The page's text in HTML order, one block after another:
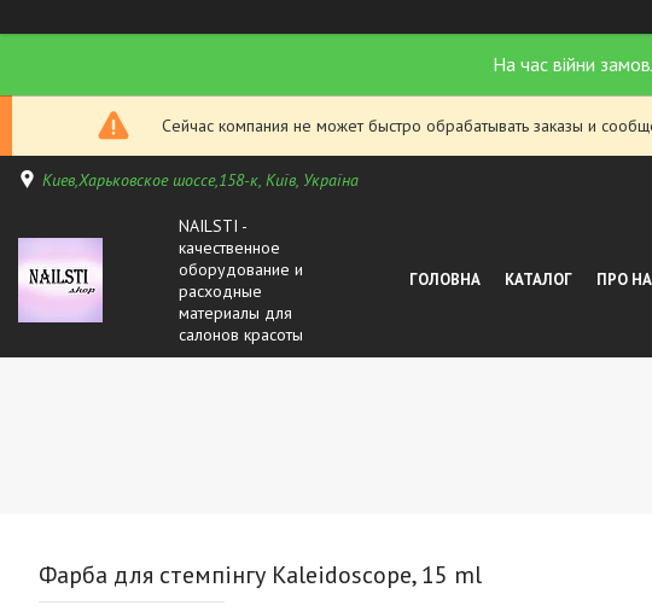
На час війни
Сейчас компания не может быстро обрабатывать заказы и
Киев,Харьковское шоссе,158-к, Київ, Україна
NAILSTI -
качественное
оборудование и
расходные
материалы для
салонов красоты
ГОЛОВНА КАТАЛОГ ПРО
Фарба для стемпінгу Kaleidoscope, 15 ml